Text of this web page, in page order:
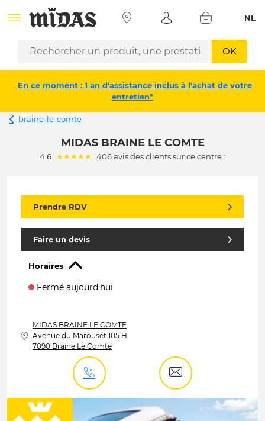
NL
OK
En ce moment : 1 an d'assistance inclus à l'achat de votre
entretien*
braine-le-comte
MIDAS BRAINE LE COMTE
4.6 (*)
★(*)
★(*)
★(*)
★(*)
★ 406 avis des clients sur ce centre :
Prendre RDV
Faire un devis
Horaires
Fermé aujourd'hui
MIDAS BRAINE LE COMTE
Avenue du Marouset 105 H
7090 Braine Le Comte